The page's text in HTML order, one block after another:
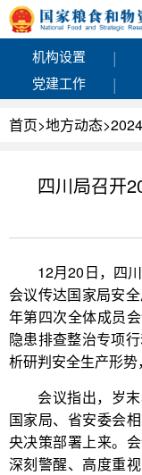
机构设置 |
党建工作
|
首页>地方动态>
四川局召开
12月20日，四
会议传达国家局安
年第四次全体成员
隐患排查整治专项
析研判安全生产形势
会议指出，岁
国家局、省安委会
央决策部署上来。
深刻警醒、高度重